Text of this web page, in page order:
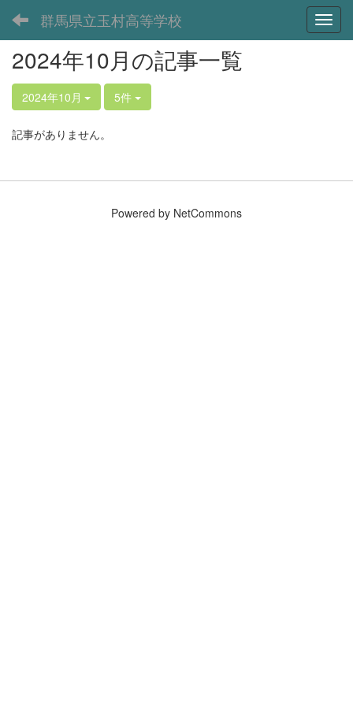
群馬県立玉村高等学校
2024年10月の記事一覧
2024年10月 5件
記事がありません。
Powered by NetCommons